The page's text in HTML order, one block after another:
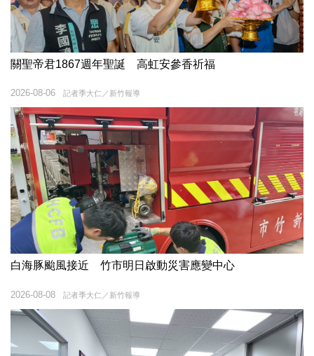
關聖帝君1867週年聖誕 高虹安參香祈福
記者季大仁／新竹報導
2026-08-06
白海豚颱風接近 竹市明日啟動災害應變中心
記者季大仁／新竹報導
2026-08-08